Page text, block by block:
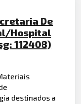
De
Hospital
112408)
destinados a